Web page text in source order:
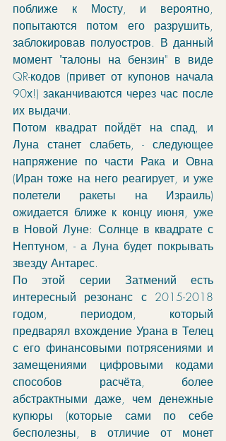
поближе к Мосту, и вероятно,
попытаются потом его разрушить,
заблокировав полуостров. В данный
момент "талоны на бензин" в виде
QR-кодов (привет от купонов начала
90х!) заканчиваются через час после
их выдачи.
Потом квадрат пойдёт на спад, и
Луна станет слабеть, - следующее
напряжение по части Рака и Овна
(Иран тоже на него реагирует, и уже
полетели ракеты на Израиль)
ожидается ближе к концу июня, уже
в Новой Луне: Солнце в квадрате с
Нептуном, - а Луна будет покрывать
звезду Антарес.
По этой серии Затмений есть
интересный резонанс с 2015-2018
годом, периодом, который
предварял вхождение Урана в Телец
с его финансовыми потрясениями и
замещениями
способов расчёта, более
абстрактными даже, чем денежные
купюры (которые сами по себе
бесполезны, в отличие от монет